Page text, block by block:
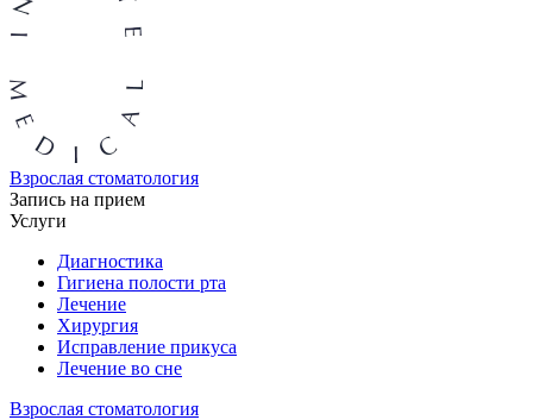
Взрослая стоматология
Запись на прием
Услуги
Диагностика
Гигиена полости рта
Лечение
Хирургия
Исправление прикуса
Лечение во сне
Взрослая стоматология